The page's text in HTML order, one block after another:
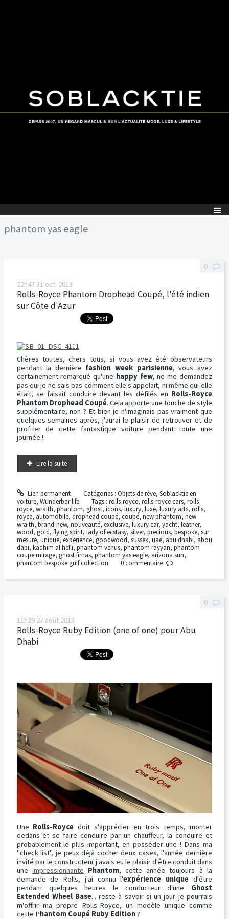
phantom yas eagle
22h4731 oct. 2013
Rolls-Royce Phantom Drophead Coupé, l'été indien
sur Côte d'Azur
Chères toutes, chers tous, si vous avez été observateurs
pendant la dernière fashion week parisienne, vous avez
certainement remarqué qu'une happy few, ne me demandez
pas qui je ne sais pas comment elle s'appelait, ni même qui elle
était, se faisait conduire devant les défilés en Rolls-Royce
Phantom Drophead Coupé. Cela apporte une touche de style
supplémentaire, non ? Et bien je n'imaginais pas vraiment que
quelques semaines après, j'aurai le plaisir de retrouver et de
profiter de cette fantastique voiture pendant toute une
journée !
Lire la suite
Lien permanent Catégories : Objets de rêve, Soblacktie en
voiture, Wunderbar life Tags :rolls-royce,rolls-royce cars,rolls
royce, wraith, phantom, ghost, icons, luxury, luxe, luxury arts, rolls,
royce, automobile, drophead coupé, coupé, new phantom, new
wraith, brand-new, nouveauté, exclusive, luxury car, yacht, leather,
wood, gold, flying spirit, lady of ecstasy, silver, precious, bespoke, sur
mesure, unique, experience, goodwood, sussex, uae, abu dhabi, abou
dabi, kadhim al helli, phantom venus, phantom rayyan, phantom
coupe mirage, ghost firnas, phantom yas eagle, arizona sun,
phantom bespoke gulf collection
0
0commentaire
11h29 27 août 2013
Rolls-Royce Ruby Edition (one of one) pour Abu
Dhabi
Une Rolls-Royce doit s'apprécier en trois temps, monter
dedans et se faire conduire par un chauffeur, la conduire et
probablement le plus important, en posséder une ! Dans ma
"check list", je peux déjà cocher deux cases, l'année dernière
invité par le constructeur j'avais eu le plaisir d'être conduit dans
une impressionnante Phantom, cette année toujours à la
demande de Rolls, j'ai connu l'expérience unique d'être
pendant quelques heures le conducteur d'une Ghost
Extended Wheel Base... reste à savoir si un jour je pourrais
m'offrir ma propre Rolls-Royce, un modèle unique comme
cette Phantom Coupé Ruby Edition?
0